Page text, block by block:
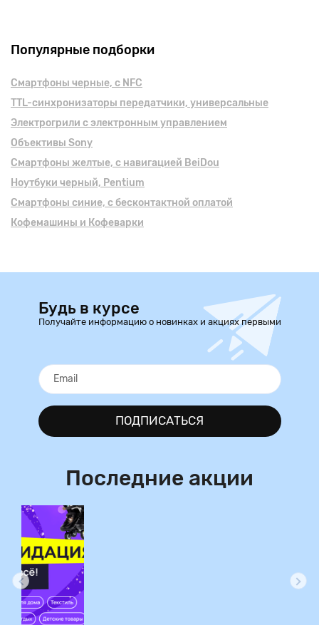
Популярные подборки
Смартфоны черные, с NFC
TTL-синхронизаторы передатчики, универсальные
Электрогрили с электронным управлением
Объективы Sony
Смартфоны желтые, с навигацией BeiDou
Ноутбуки черный, Pentium
Смартфоны синие, с бесконтактной оплатой
Кофемашины и Кофеварки
Будь в курсе
Получайте информацию о новинках и акциях первыми
ПОДПИСАТЬСЯ
Последние акции